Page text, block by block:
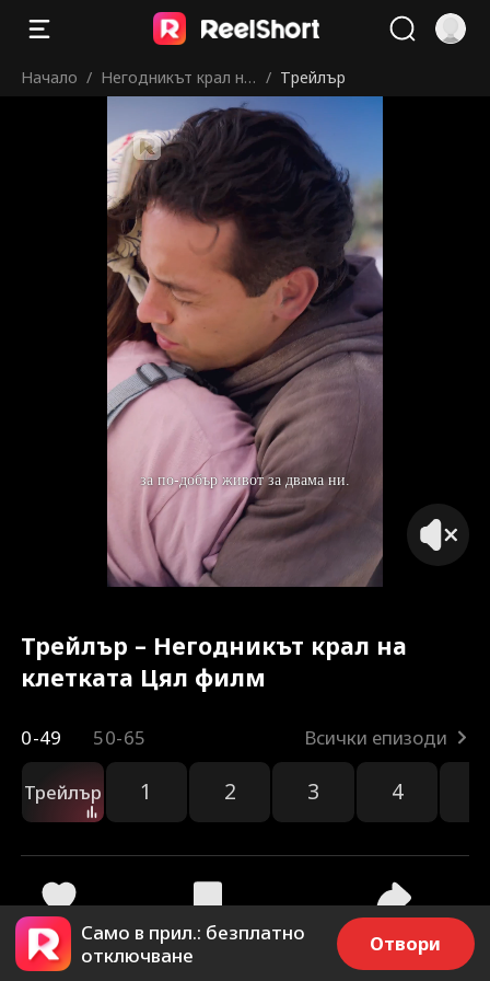
Начало / Негодникът крал на
/ Трейлър
за по-добър живот за двама ни.
Трейлър – Негодникът крал на
клетката Цял филм
0-49 50-65 Всички епизоди
Трейлър 1 2 3 4
30 1.4k Споделяне
Само в прил.: безплатно
отключване
Отвори